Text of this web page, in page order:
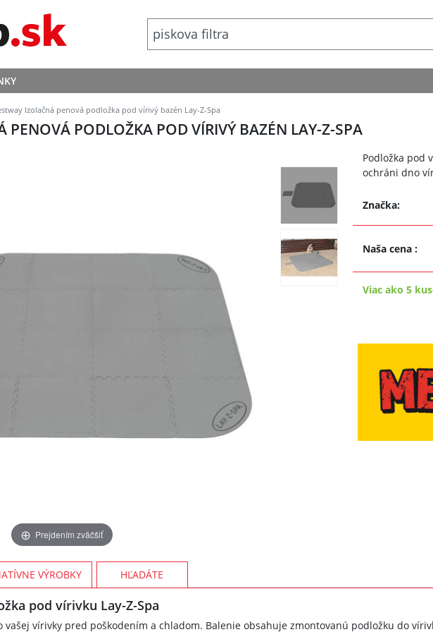
Izolačná penová podložka pod vírivý bazén Lay-Z-Spa
PENOVÁ PODLOŽKA POD VÍRIVÝ BAZÉN LAY-Z-SPA
Prejdením zväčšiť
Podložka pod
ochráni dno
Značka:
Naša cena:
Viac ako 5
VÝROBKY HĽADÁTE
pod vírivku Lay-Z-Spa
vírivky pred poškodením a chladom. Balenie obsahuje zmontovanú podložku do